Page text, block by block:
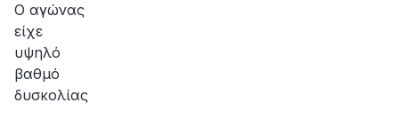
Ο αγώνας
είχε
υψηλό
βαθμό
δυσκολίας